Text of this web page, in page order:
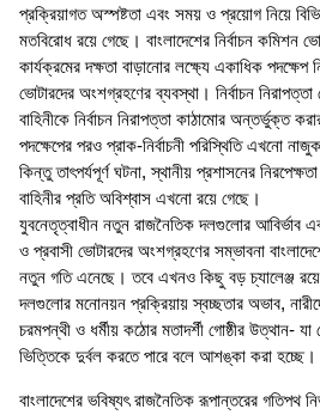
প্রক্রিয়াগত অস্পষ্টতা এবং সময় ও প্রয়োগ নিয়ে
মতবিরোধ রয়ে গেছে। বাংলাদেশের নির্বাচন কমিশন
কার্যক্রমের দক্ষতা বাড়ানোর লক্ষ্যে একাধিক পদক্ষেপ
ভোটারদের অংশগ্রহণের ব্যবস্থা। নির্বাচন
বাহিনীকে নির্বাচন নিরাপত্তা কাঠামোর অন্তর্ভুক্ত
পদক্ষেপের পরও প্রাক-নির্বাচনী পরিস্থিতি এখনো
কিন্তু তাৎপর্যপূর্ণ ঘটনা, স্থানীয় প্রশাসনের
বাহিনীর প্রতি অবিশ্বাস এখনো রয়ে গেছে।
যুবনেতৃত্বাধীন নতুন রাজনৈতিক দলগুলোর আবির্ভাব
ও প্রবাসী ভোটারদের অংশগ্রহণের সম্ভাবনা
নতুন গতি এনেছে। তবে এখনও কিছু বড় চ্যালেঞ্জ
দলগুলোর মনোনয়ন প্রক্রিয়ায় স্বচ্ছতার অভাব,
চরমপন্থী ও ধর্মীয় কঠোর মতাদর্শী গোষ্ঠীর উত্থান- যা
ভিত্তিকে দুর্বল করতে পারে বলে আশঙ্কা করা হচ্ছে।
বাংলাদেশের ভবিষ্যৎ রাজনৈতিক রূপান্তরের গতিপথ